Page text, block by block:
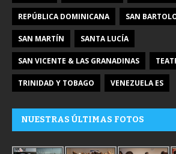
REPÚBLICA DOMINICANA SAN
SAN MARTÍN SANTA LUCÍA
SAN VICENTE & LAS GRANADINAS
TRINIDAD Y TOBAGO VENEZUELA ES
NUESTRAS ÚLTIMAS FOTOS